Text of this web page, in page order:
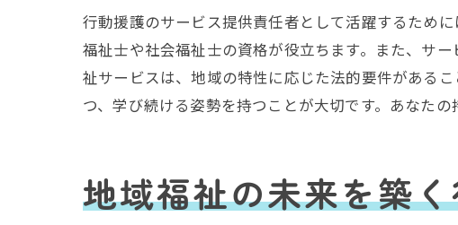
サー
より
地域
変革
埼玉
行動援護のサービス提供責任者として活躍するため
福祉士や社会福祉士の資格が役立ちます。また、サ
祉サービスは、地域の特性に応じた法的要件がある
つ、学び続ける姿勢を持つことが大切です。あなた
地域福祉の未来を築